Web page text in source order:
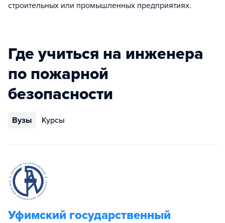
строительных или промышленных предприятиях.
Где учиться на инженера
по пожарной
безопасности
Вузы Курсы
Уфимский государственный